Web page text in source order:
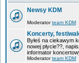
Newsy KDM
Moderatorteam KDM
Koncerty,
Byłeś na ciekawym
nowej płycie??,
informator
Moderatorteam KDM